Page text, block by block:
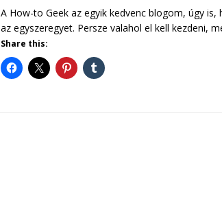
A How-to Geek az egyik kedvenc blogom, úgy
az egyszeregyet. Persze valahol el kell kezdeni,
Share this: